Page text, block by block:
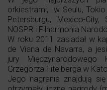
orkiestrami, w Seulu,
Petersburgu, Mexico-City,
NOSPR i Filharmonia
W roku 2011 zasiadał w
de Viana de Navarra, a
jury Międzynarodowego
Grzegorza Fitelberga w
Jego nagrania znajdują